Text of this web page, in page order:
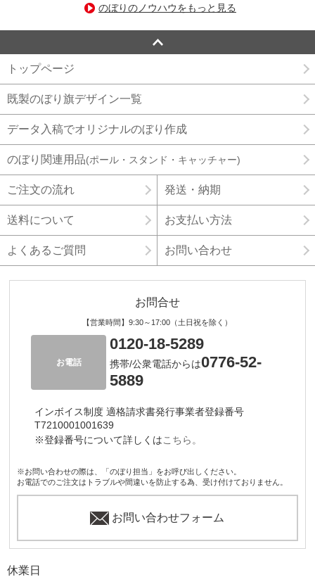
のぼりのノウハウをもっと見る
トップページ
既製のぼり旗デザイン一覧
データ入稿でオリジナルのぼり作成
のぼり関連用品(ポール・スタンド・キャッチャー)
ご注文の流れ 発送・納期
送料について お支払い方法
よくあるご質問 お問い合わせ
お問合せ
【営業時間】9:30～17:00（土日祝を除く）
お電話
0120-18-5289
携帯/公衆電話からは0776-52-
5889
インボイス制度 適格請求書発行事業者登録番号
T7210001001639
※登録番号について詳しくはこちら。
※お問い合わせの際は、「のぼり担当」をお呼び出しください。
お電話でのご注文はトラブルや間違いを防止する為、受け付けておりません。
お問い合わせフォーム
休業日